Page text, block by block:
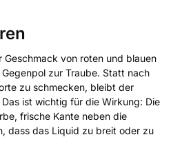
von roten und blauen
zur Traube. Statt nach
zu schmecken, bleibt der
ist wichtig für die Wirkung: Die
frische Kante neben die
dass das Liquid zu breit oder zu